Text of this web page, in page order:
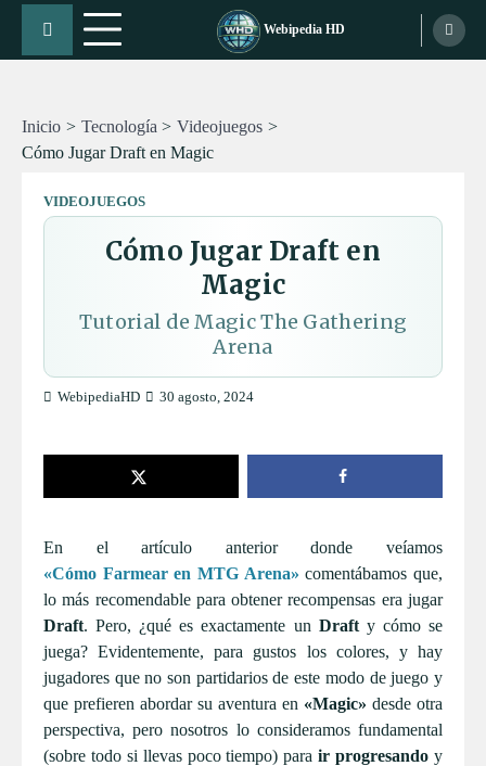
content
Webipedia HD
Inicio Tecnología
Videojuegos
Cómo Jugar Draft en Magic
VIDEOJUEGOS
Cómo Jugar Draft en
Magic
Tutorial de Magic The Gathering
Arena
WebipediaHD 30 agosto, 2024
En el artículo anterior donde veíamos
«Cómo Farmear en MTG Arena» comentábamos que,
lo más recomendable para obtener recompensas era jugar
Draft. Pero, ¿qué es exactamente un Drafty cómo se
juega? Evidentemente, para gustos los colores, y hay
jugadores que no son partidarios de este modo de juego y
que prefieren abordar su aventura en «Magic» desde otra
perspectiva, pero nosotros lo consideramos fundamental
(sobre todo si llevas poco tiempo) parair progresando y